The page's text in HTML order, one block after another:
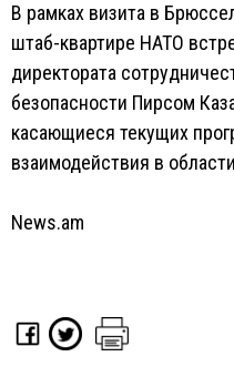
В рамках визита в
штаб-квартире НАТО
директората
безопасности Пирсом
касающиеся текущих
взаимодействия в
News.am